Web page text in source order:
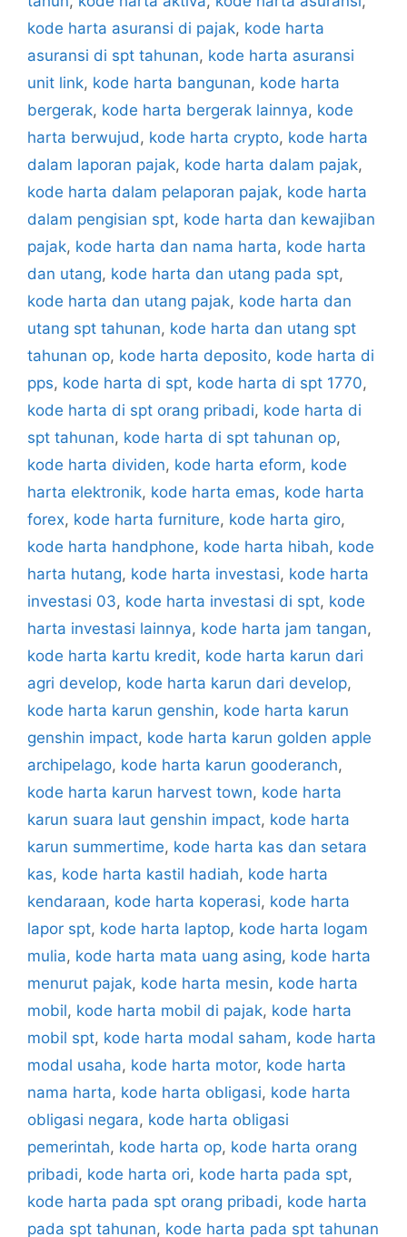
kode harta asuransi di pajak, kode harta
asuransi di spt tahunan, kode harta asuransi
unit link, kode harta bangunan, kode harta
bergerak, kode harta bergerak lainnya, kode
harta berwujud, kode harta crypto, kode harta
dalam laporan pajak, kode harta dalam pajak,
kode harta dalam pelaporan pajak, kode harta
dalam pengisian spt, kode harta dan kewajiban
pajak, kode harta dan nama harta, kode harta
dan utang, kode harta dan utang pada spt,
kode harta dan utang pajak, kode harta dan
utang spt tahunan, kode harta dan utang spt
tahunan op, kode harta deposito, kode harta di
pps, kode harta di spt, kode harta di spt 1770,
kode harta di spt orang pribadi, kode harta di
spt tahunan, kode harta di spt tahunan op,
kode harta dividen, kode harta eform, kode
harta elektronik, kode harta emas, kode harta
forex, kode harta furniture, kode harta giro,
kode harta handphone, kode harta hibah, kode
harta hutang, kode harta investasi, kode harta
investasi 03, kode harta investasi di spt, kode
harta investasi lainnya, kode harta jam tangan,
kode harta kartu kredit, kode harta karun dari
agri develop, kode harta karun dari develop,
kode harta karun genshin, kode harta karun
genshin impact, kode harta karun golden apple
archipelago, kode harta karun gooderanch,
kode harta karun harvest town, kode harta
karun suara laut genshin impact, kode harta
karun summertime, kode harta kas dan setara
kas, kode harta kastil hadiah, kode harta
kendaraan, kode harta koperasi, kode harta
lapor spt, kode harta laptop, kode harta logam
mulia, kode harta mata uang asing, kode harta
menurut pajak, kode harta mesin, kode harta
mobil, kode harta mobil di pajak, kode harta
mobil spt, kode harta modal saham, kode harta
modal usaha, kode harta motor, kode harta
nama harta, kode harta obligasi, kode harta
obligasi negara, kode harta obligasi
pemerintah, kode harta op, kode harta orang
pribadi, kode harta ori, kode harta pada spt,
kode harta pada spt orang pribadi, kode harta
pada spt tahunan, kode harta pada spt tahunan